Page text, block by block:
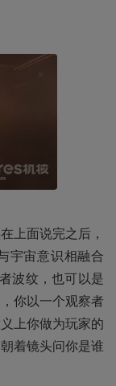
上面说完之后，
宇宙意识相融合
波纹，也可以是
你以一个观察者
上你做为玩家的
着镜头问你是谁